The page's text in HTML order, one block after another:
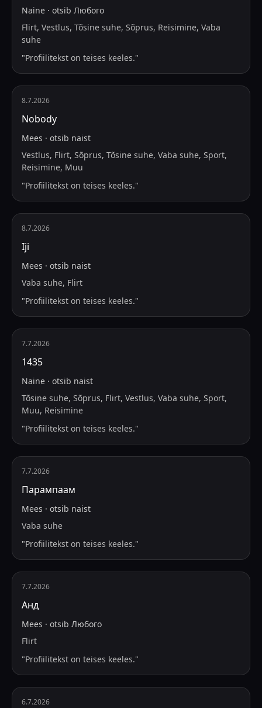
Naine · otsib Любого
Flirt, Vestlus, Tõsine suhe, Sõprus, Reisimine, Vaba
suhe
"Profiilitekst on teises keeles."
8.7.2026
Nobody
Mees · otsib naist
Vestlus, Flirt, Sõprus, Tõsine suhe, Vaba suhe, Sport,
Reisimine, Muu
"Profiilitekst on teises keeles."
8.7.2026
Iji
Mees · otsib naist
Vaba suhe, Flirt
"Profiilitekst on teises keeles."
7.7.2026
1435
Naine · otsib naist
Tõsine suhe, Sõprus, Flirt, Vestlus, Vaba suhe, Sport,
Muu, Reisimine
"Profiilitekst on teises keeles."
7.7.2026
Парампаам
Mees · otsib naist
Vaba suhe
"Profiilitekst on teises keeles."
7.7.2026
Анд
Mees · otsib Любого
Flirt
"Profiilitekst on teises keeles."
6.7.2026